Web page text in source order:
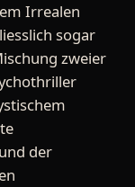
Irrealen
sogar
zweier
der